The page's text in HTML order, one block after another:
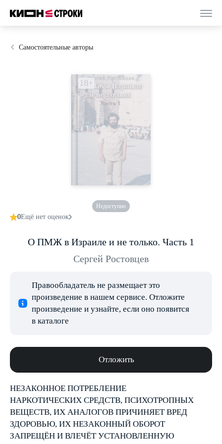
Самостоятельные авторы
Недоступно
0Ещё нет оценок
О ПМЖ в Израиле и не только. Часть 1
Сергей Ростовцев
Правообладатель не размещает это
произведение в нашем сервисе. Отложите
произведение и узнайте, если оно появится
в каталоге
Отложить
НЕЗАКОННОЕ ПОТРЕБЛЕНИЕ
НАРКОТИЧЕСКИХ СРЕДСТВ, ПСИХОТРОПНЫХ
ВЕЩЕСТВ, ИХ АНАЛОГОВ ПРИЧИНЯЕТ ВРЕД
ЗДОРОВЬЮ, ИХ НЕЗАКОННЫЙ ОБОРОТ
ЗАПРЕЩЁН И ВЛЕЧЁТ УСТАНОВЛЕННУЮ